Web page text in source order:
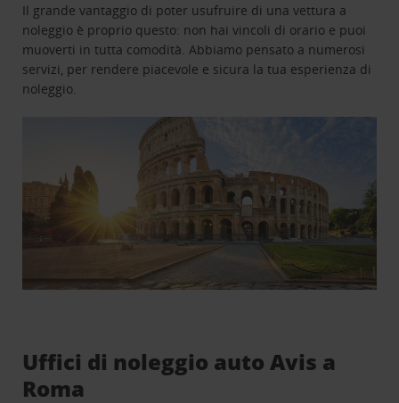
Il grande vantaggio di poter usufruire di una vettura a
noleggio è proprio questo: non hai vincoli di orario e puoi
muoverti in tutta comodità. Abbiamo pensato a numerosi
servizi, per rendere piacevole e sicura la tua esperienza di
noleggio.
Uffici di noleggio auto Avis a
Roma